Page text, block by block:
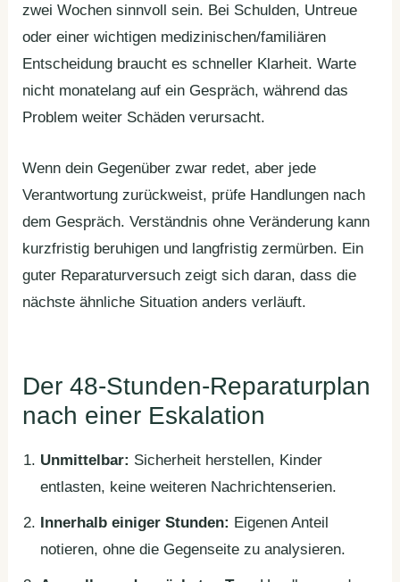
zwei Wochen sinnvoll sein. Bei Schulden, Untreue
oder einer wichtigen medizinischen/familiären
Entscheidung braucht es schneller Klarheit. Warte
nicht monatelang auf ein Gespräch, während das
Problem weiter Schäden verursacht.
Wenn dein Gegenüber zwar redet, aber jede
Verantwortung zurückweist, prüfe Handlungen nach
dem Gespräch. Verständnis ohne Veränderung kann
kurzfristig beruhigen und langfristig zermürben. Ein
guter Reparaturversuch zeigt sich daran, dass die
nächste ähnliche Situation anders verläuft.
Der 48-Stunden-Reparaturplan
nach einer Eskalation
Unmittelbar: Sicherheit herstellen, Kinder
entlasten, keine weiteren Nachrichtenserien.
Innerhalb einiger Stunden: Eigenen Anteil
notieren, ohne die Gegenseite zu analysieren.